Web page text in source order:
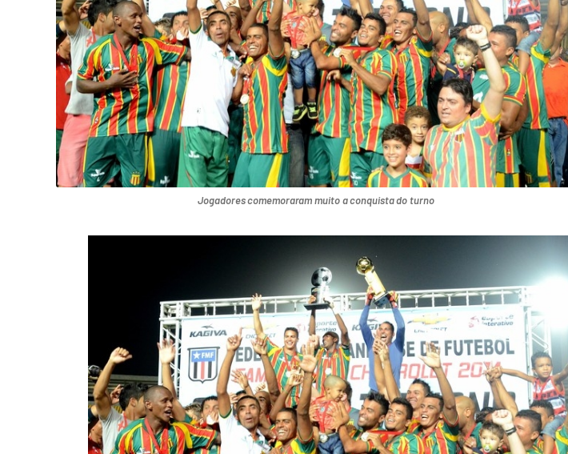
Jogadores comemoraram muito a conquista do turno